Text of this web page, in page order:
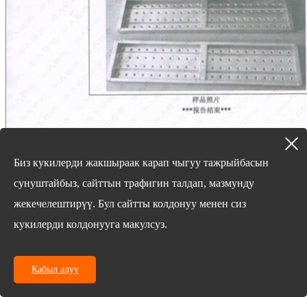
Биз кукилерди жакшыраак карап чыгуу тажрыйбасын
сунуштайбыз, сайттын трафигин талдап, мазмунду
жекечелештирүү. Бул сайтты колдонуу менен сиз
кукилерди колдонууга макулсуз.
Кабыл алуу